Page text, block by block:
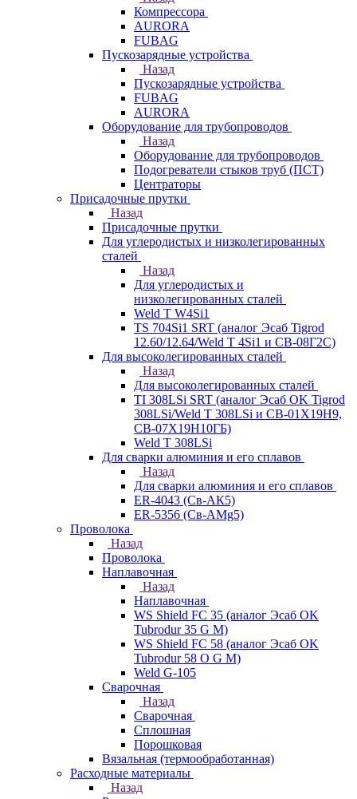
Компрессора
AURORA
FUBAG
Пускозарядные устройства
Назад
Пускозарядные устройства
FUBAG
AURORA
Оборудование для трубопроводов
Назад
Оборудование для трубопроводов
Подогреватели стыков труб (ПСТ)
Центраторы
Присадочные прутки
Назад
Присадочные прутки
Для углеродистых и низколегированных
сталей
Назад
Для углеродистых и
низколегированных сталей
Weld T W4Si1
TS 704Si1 SRT (аналог Эсаб Tigrod
12.60/12.64/Weld T 4Si1 и СВ-08Г2С)
Для высоколегированных сталей
Назад
Для высоколегированных сталей
TI 308LSi SRT (аналог Эсаб OK Tigrod
308LSi/Weld T 308LSi и СВ-01Х19Н9,
СВ-07Х19Н10ГБ)
Weld T 308LSi
Для сварки алюминия и его сплавов
Назад
Для сварки алюминия и его сплавов
ER-4043 (Св-АК5)
ER-5356 (Св-АМg5)
Проволока
Назад
Проволока
Наплавочная
Назад
Наплавочная
WS Shield FC 35 (аналог Эсаб OK
Tubrodur 35 G M)
WS Shield FC 58 (аналог Эсаб OK
Tubrodur 58 O G M)
Weld G-105
Сварочная
Назад
Сварочная
Сплошная
Порошковая
Вязальная (термообработанная)
Расходные материалы
Назад